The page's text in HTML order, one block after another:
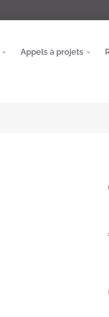
Appels à projets